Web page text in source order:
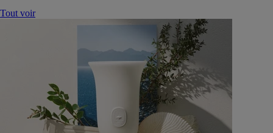
Tout voir